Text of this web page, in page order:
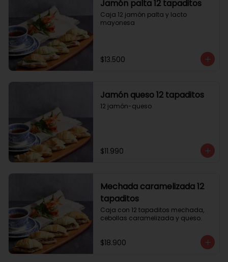
Jamón palta 12 tapaditos
Caja 12 jamón palta y lacto
mayonesa
$13.500
Jamón queso 12 tapaditos
12 jamón-queso
$11.990
Mechada caramelizada 12
tapaditos
Caja con 12 tapaditos mechada,
cebollas caramelizada y queso.
$18.900